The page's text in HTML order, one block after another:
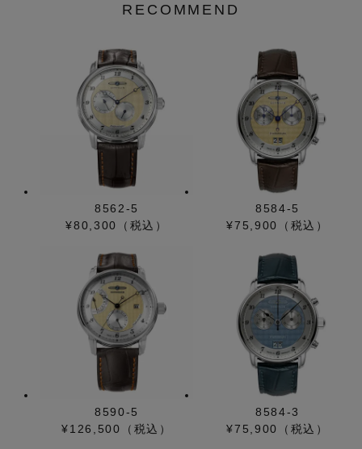
RECOMMEND
8562-5
¥80,300（税込）
8584-5
¥75,900（税込）
8590-5
¥126,500（税込）
8584-3
¥75,900（税込）